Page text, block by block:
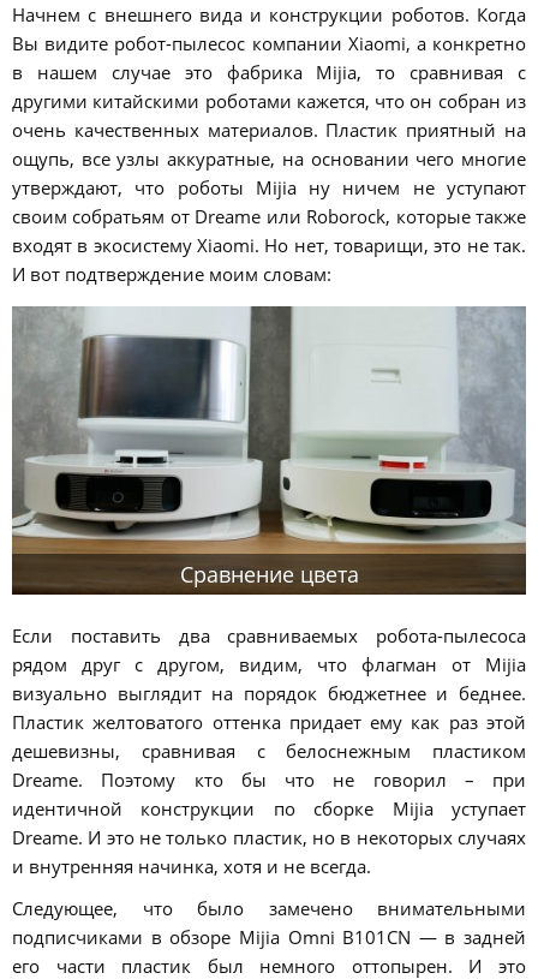
Начнем с внешнего вида и конструкции роботов. Когда
Вы видите робот-пылесос компании Xiaomi, а конкретно
в нашем случае это фабрика Mijia, то сравнивая с
другими китайскими роботами кажется, что он собран из
очень качественных материалов. Пластик приятный на
ощупь, все узлы аккуратные, на основании чего многие
утверждают, что роботы Mijia ну ничем не уступают
своим собратьям от Dreame или Roborock, которые также
входят в экосистему Xiaomi. Но нет, товарищи, это не так.
И вот подтверждение моим словам:
Сравнение цвета
Если поставить два сравниваемых робота-пылесоса
рядом друг с другом, видим, что флагман от Mijia
визуально выглядит на порядок бюджетнее и беднее.
Пластик желтоватого оттенка придает ему как раз этой
дешевизны, сравнивая с белоснежным пластиком
Dreame. Поэтому кто бы что не говорил – при
идентичной конструкции по сборке Mijia уступает
Dreame. И это не только пластик, но в некоторых случаях
и внутренняя начинка, хотя и не всегда.
Следующее, что было замечено внимательными
подписчиками в обзоре Mijia Omni B101CN — в задней
его части пластик был немного оттопырен. И это